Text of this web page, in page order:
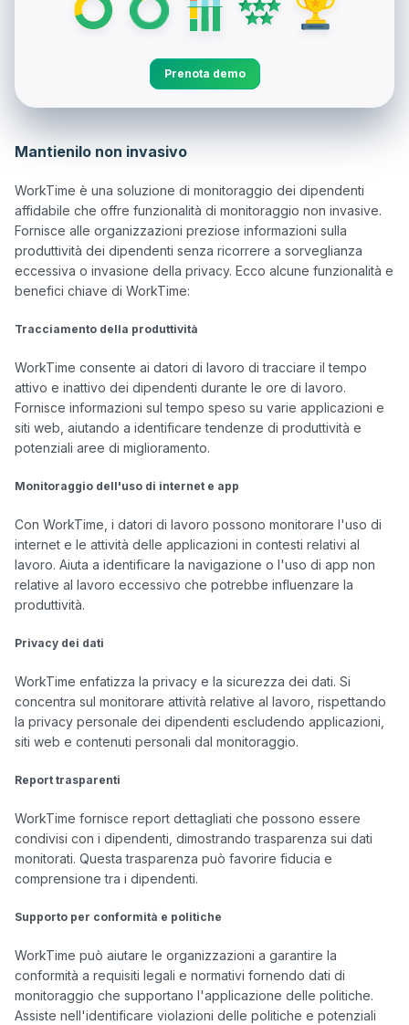
Prenota demo
Mantienilo non invasivo
WorkTime è una soluzione di monitoraggio dei dipendenti
affidabile che offre funzionalità di monitoraggio non invasive.
Fornisce alle organizzazioni preziose informazioni sulla
produttività dei dipendenti senza ricorrere a sorveglianza
eccessiva o invasione della privacy. Ecco alcune funzionalità e
benefici chiave di WorkTime:
Tracciamento della produttività
WorkTime consente ai datori di lavoro di tracciare il tempo
attivo e inattivo dei dipendenti durante le ore di lavoro.
Fornisce informazioni sul tempo speso su varie applicazioni e
siti web, aiutando a identificare tendenze di produttività e
potenziali aree di miglioramento.
Monitoraggio dell'uso di internet e app
Con WorkTime, i datori di lavoro possono monitorare l'uso di
internet e le attività delle applicazioni in contesti relativi al
lavoro. Aiuta a identificare la navigazione o l'uso di app non
relative al lavoro eccessivo che potrebbe influenzare la
produttività.
Privacy dei dati
WorkTime enfatizza la privacy e la sicurezza dei dati. Si
concentra sul monitorare attività relative al lavoro, rispettando
la privacy personale dei dipendenti escludendo applicazioni,
siti web e contenuti personali dal monitoraggio.
Report trasparenti
WorkTime fornisce report dettagliati che possono essere
condivisi con i dipendenti, dimostrando trasparenza sui dati
monitorati. Questa trasparenza può favorire fiducia e
comprensione tra i dipendenti.
Supporto per conformità e politiche
WorkTime può aiutare le organizzazioni a garantire la
conformità a requisiti legali e normativi fornendo dati di
monitoraggio che supportano l'applicazione delle politiche.
Assiste nell'identificare violazioni delle politiche e potenziali